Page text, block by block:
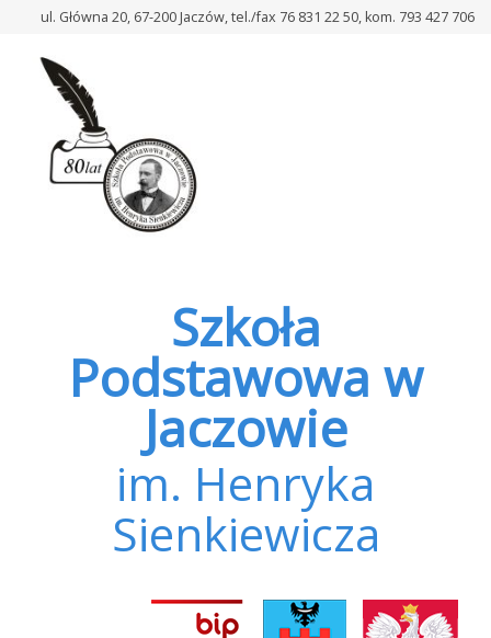
autorskie
Borkowską
ul. Główna 20, 67-200 Jaczów, tel./fax 76 831 22 50, kom. 793 427 706
Szkoła
Podstawowa w
Jaczowie
im. Henryka
Sienkiewicza